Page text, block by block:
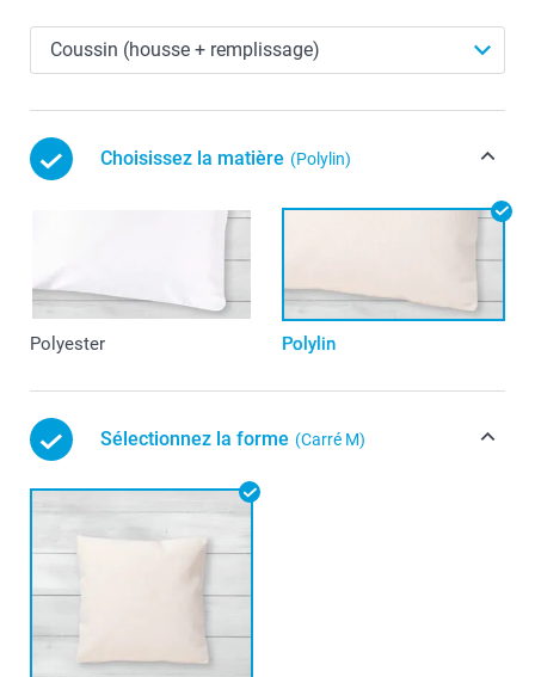
Choisissez la matière (Polylin)
Polyester Polylin
Sélectionnez la forme (Carré M)